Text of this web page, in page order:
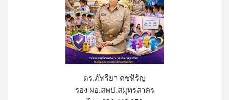
ดร.ภัทรียา คชหิรัญ
รอง ผอ.สพป.สมุทรสาคร